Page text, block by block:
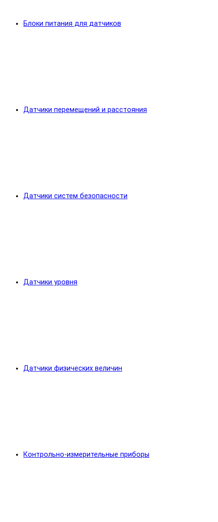
Блоки питания для датчиков
Датчики перемещений и расстояния
Датчики систем безопасности
Датчики уровня
Датчики физических величин
Контрольно-измерительные приборы